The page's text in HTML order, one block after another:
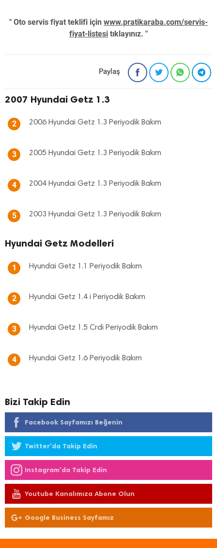
" Oto servis fiyat teklifi için www.pratikaraba.com/servis-
fiyat-listesi tıklayınız. "
Paylaş
2007 Hyundai Getz 1.3
2 2006 Hyundai Getz 1.3 Periyodik Bakım
3 2005 Hyundai Getz 1.3 Periyodik Bakım
4 2004 Hyundai Getz 1.3 Periyodik Bakım
5 2003 Hyundai Getz 1.3 Periyodik Bakım
Hyundai Getz Modelleri
1 Hyundai Getz 1.1 Periyodik Bakım
2 Hyundai Getz 1.4 i Periyodik Bakım
3 Hyundai Getz 1.5 Crdi Periyodik Bakım
4 Hyundai Getz 1.6 Periyodik Bakım
Bizi Takip Edin
Facebook Sayfamızı Beğenin
Twitter'da Takip Edin
Instagram'da Takip Edin
Youtube Kanalımıza Abone Olun
Google Business Sayfamız